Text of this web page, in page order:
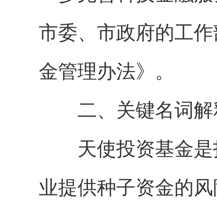
市委、市政府的工
金管理办法》。
二、关键名词解
天使投资基金是
业提供种子资金的